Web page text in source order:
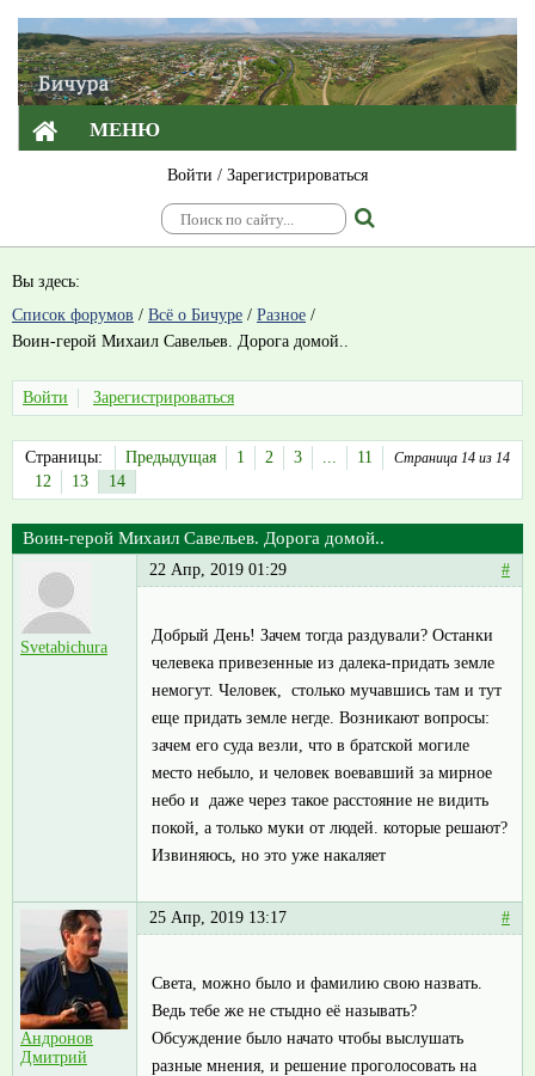
МЕНЮ
Войти / Зарегистрироваться
Вы здесь:
Список форумов / Всё о Бичуре / Разное /
Воин-герой Михаил Савельев. Дорога домой..
Войти Зарегистрироваться
Страница 14 из 14
Страницы: Предыдущая 1 2 3 ...
11
12
13 14
Воин-герой Михаил Савельев. Дорога домой..
Svetabichura
22 Апр, 2019 01:29 #
Добрый День! Зачем тогда раздували? Останки
челевека привезенные из далека-придать земле
немогут. Человек, столько мучавшись там и тут
еще придать земле негде. Возникают вопросы:
зачем его суда везли, что в братской могиле
место небыло, и человек воевавший за мирное
небо и даже через такое расстояние не видить
покой, а только муки от людей. которые решают?
Извиняюсь, но это уже накаляет
Андронов
Дмитрий
25 Апр, 2019 13:17 #
Света, можно было и фамилию свою назвать.
Ведь тебе же не стыдно её называть?
Обсуждение было начато чтобы выслушать
разные мнения, и решение проголосовать на